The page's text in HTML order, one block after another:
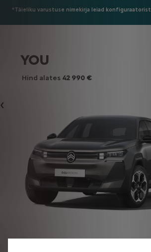
*Täieliku varustuse nimekirja leiad konfiguraatorist
Eelmine
YOU
Hind alates 42 990 €